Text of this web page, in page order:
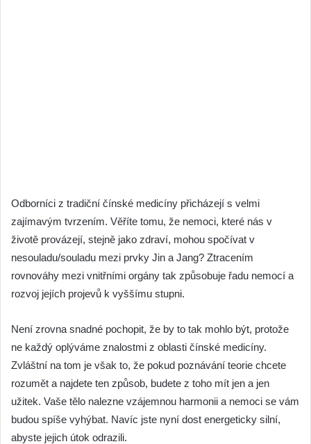
Odborníci z tradiční čínské medicíny přicházejí s velmi
zajímavým tvrzením. Věříte tomu, že nemoci, které nás v
životě provázejí, stejně jako zdraví, mohou spočívat v
nesouladu/souladu mezi prvky Jin a Jang? Ztracením
rovnováhy mezi vnitřními orgány tak způsobuje řadu nemocí a
rozvoj jejích projevů k vyššímu stupni.
Není zrovna snadné pochopit, že by to tak mohlo být, protože
ne každý oplýváme znalostmi z oblasti čínské medicíny.
Zvláštní na tom je však to, že pokud poznávání teorie chcete
rozumět a najdete ten způsob, budete z toho mít jen a jen
užitek. Vaše tělo nalezne vzájemnou harmonii a nemoci se vám
budou spíše vyhýbat. Navíc jste nyní dost energeticky silní,
abyste jejich útok odrazili.